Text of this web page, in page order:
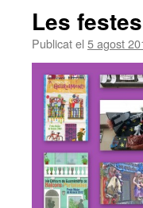
Les
Publicat el 5 agost